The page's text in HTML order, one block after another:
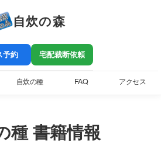
自炊の森
予約 宅配裁断依頼
自炊の種 FAQ アクセス
種 書籍情報